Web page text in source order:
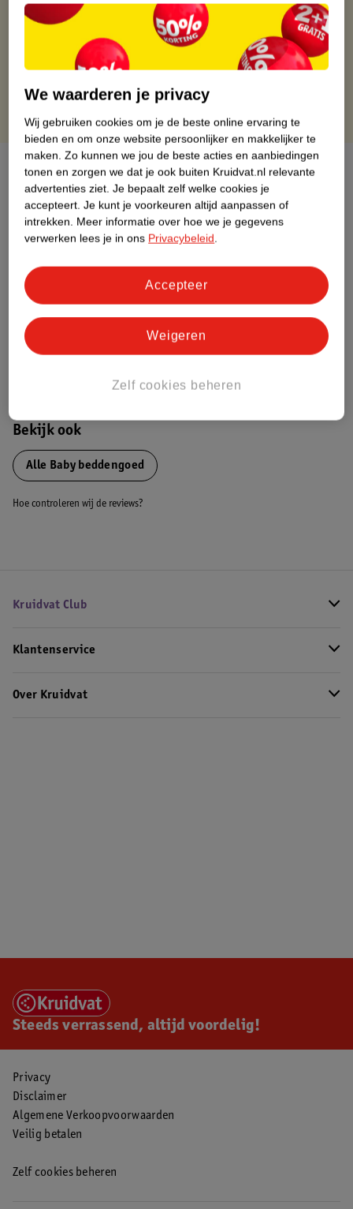
Binnen 1 werkdag verstuurd
Gratis thuisbezorgd
Gratis retourneren via verkooppartner.
Gratis punten met je Kruidvat kaart
Over dit product
Productinformatie
Impact Score.
Meer informatie
Bekijk ook
Alle Baby beddengoed
Hoe controleren wij de reviews?
Kruidvat Club
Klantenservice
Over Kruidvat
Steeds verrassend, altijd voordelig!
Privacy
Disclaimer
Algemene Verkoopvoorwaarden
Veilig betalen
Zelf cookies beheren
We waarderen je privacy
Wij gebruiken cookies om je de beste online ervaring te
bieden en om onze website persoonlijker en makkelijker te
maken. Zo kunnen we jou de beste acties en aanbiedingen
tonen en zorgen we dat je ook buiten Kruidvat.nl relevante
advertenties ziet. Je bepaalt zelf welke cookies je
accepteert. Je kunt je voorkeuren altijd aanpassen of
intrekken. Meer informatie over hoe we je gegevens
verwerken lees je in ons Privacybeleid.
Zelf cookies beheren
Weigeren
Accepteer